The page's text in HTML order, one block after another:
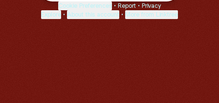
Cookie Preferences • Report • Privacy
Explore • About this account • More from Linktree